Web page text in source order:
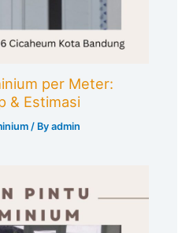
per Meter:
& Estimasi
/ Byadmin